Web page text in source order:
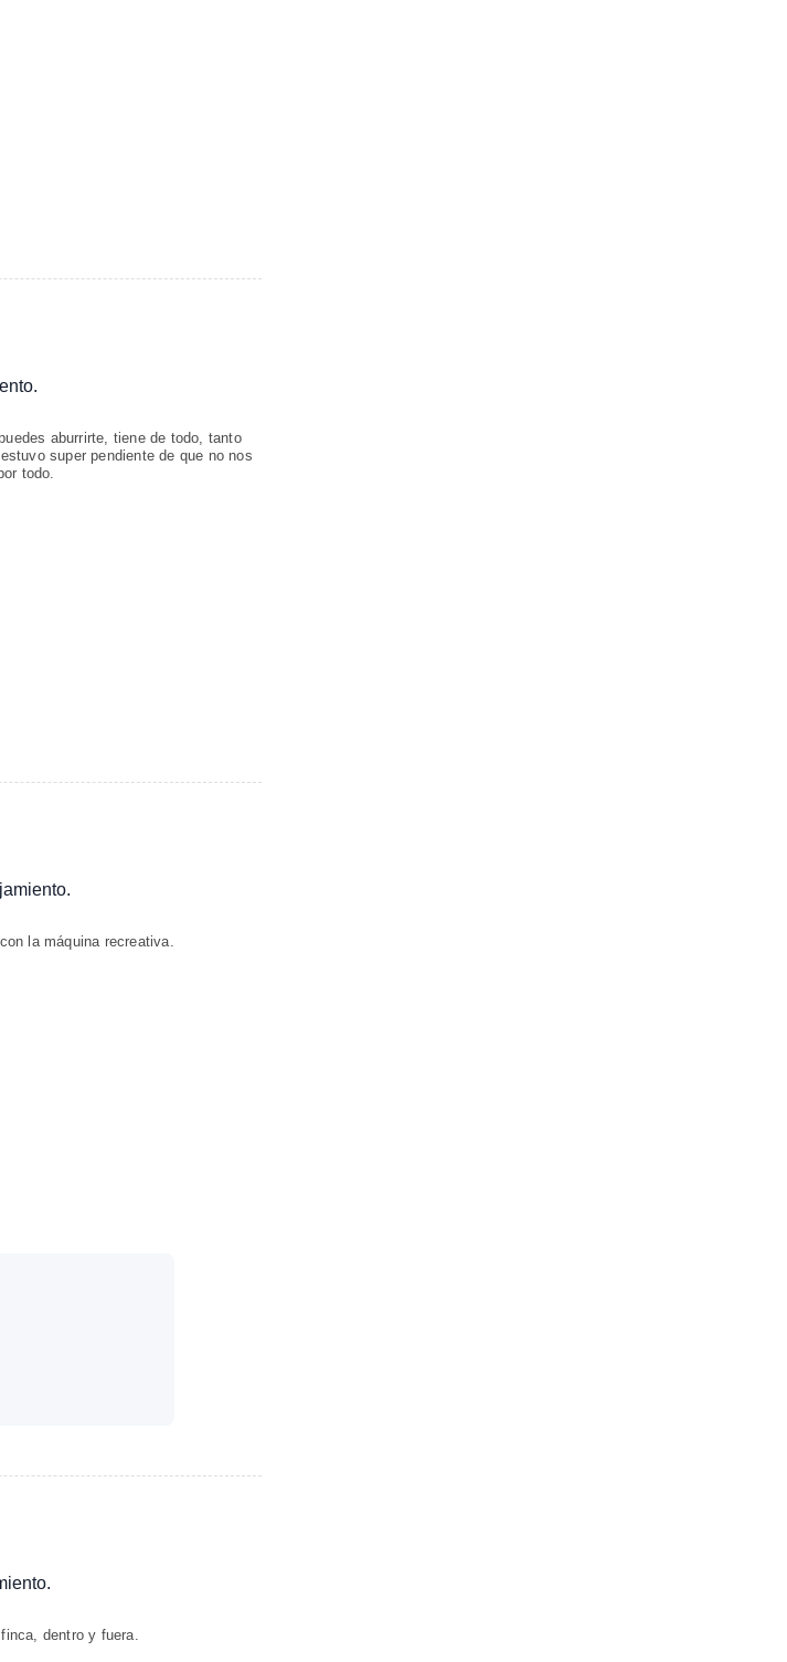
aburrirte, tiene de todo, tanto
super pendiente de que no nos
todo.
la máquina recreativa.
dentro y fuera.